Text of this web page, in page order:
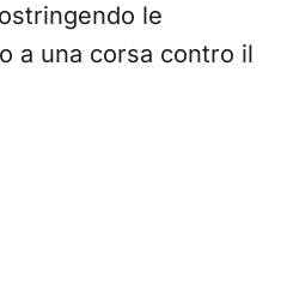
le
a una corsa contro il